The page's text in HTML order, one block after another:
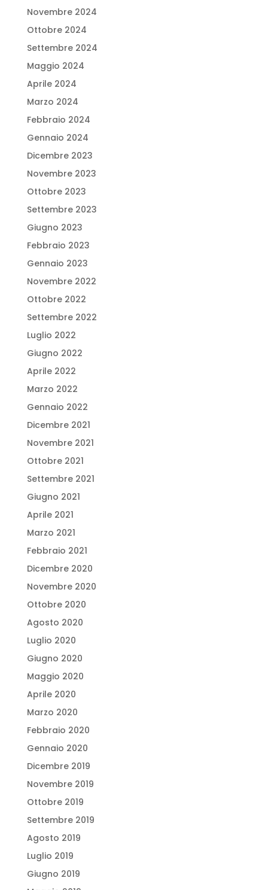
Novembre 2024
Ottobre 2024
Settembre 2024
Maggio 2024
Aprile 2024
Marzo 2024
Febbraio 2024
Gennaio 2024
Dicembre 2023
Novembre 2023
Ottobre 2023
Settembre 2023
Giugno 2023
Febbraio 2023
Gennaio 2023
Novembre 2022
Ottobre 2022
Settembre 2022
Luglio 2022
Giugno 2022
Aprile 2022
Marzo 2022
Gennaio 2022
Dicembre 2021
Novembre 2021
Ottobre 2021
Settembre 2021
Giugno 2021
Aprile 2021
Marzo 2021
Febbraio 2021
Dicembre 2020
Novembre 2020
Ottobre 2020
Agosto 2020
Luglio 2020
Giugno 2020
Maggio 2020
Aprile 2020
Marzo 2020
Febbraio 2020
Gennaio 2020
Dicembre 2019
Novembre 2019
Ottobre 2019
Settembre 2019
Agosto 2019
Luglio 2019
Giugno 2019